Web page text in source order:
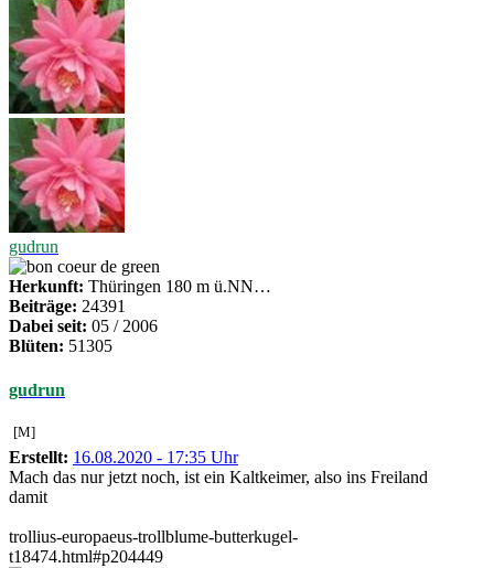
gudrun
Herkunft: Thüringen 180 m ü.NN…
Beiträge: 24391
Dabei seit: 05 / 2006
Blüten: 51305
gudrun
[M]
Erstellt: 16.08.2020 - 17:35 Uhr
Mach das nur jetzt noch, ist ein Kaltkeimer, also ins Freiland
damit
trollius-europaeus-trollblume-butterkugel-
t18474.html#p204449